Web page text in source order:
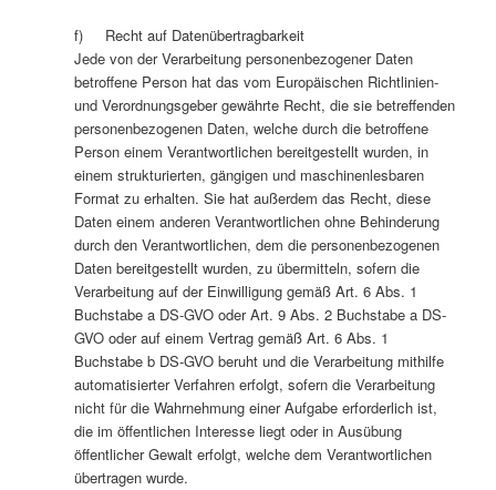
f) Recht auf Datenübertragbarkeit
Jede von der Verarbeitung personenbezogener Daten
betroffene Person hat das vom Europäischen Richtlinien-
und Verordnungsgeber gewährte Recht, die sie betreffenden
personenbezogenen Daten, welche durch die betroffene
Person einem Verantwortlichen bereitgestellt wurden, in
einem strukturierten, gängigen und maschinenlesbaren
Format zu erhalten. Sie hat außerdem das Recht, diese
Daten einem anderen Verantwortlichen ohne Behinderung
durch den Verantwortlichen, dem die personenbezogenen
Daten bereitgestellt wurden, zu übermitteln, sofern die
Verarbeitung auf der Einwilligung gemäß Art. 6 Abs. 1
Buchstabe a DS-GVO oder Art. 9 Abs. 2 Buchstabe a DS-
GVO oder auf einem Vertrag gemäß Art. 6 Abs. 1
Buchstabe b DS-GVO beruht und die Verarbeitung mithilfe
automatisierter Verfahren erfolgt, sofern die Verarbeitung
nicht für die Wahrnehmung einer Aufgabe erforderlich ist,
die im öffentlichen Interesse liegt oder in Ausübung
öffentlicher Gewalt erfolgt, welche dem Verantwortlichen
übertragen wurde.